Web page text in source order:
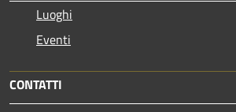
Luoghi
Eventi
CONTATTI